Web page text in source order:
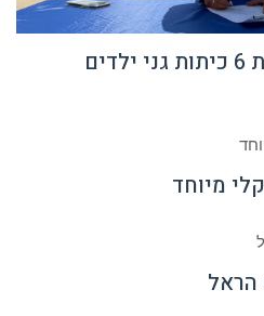
הונחו אבני פינה להקמת 6 כיתות גני ילדים
מיוחד
הראל